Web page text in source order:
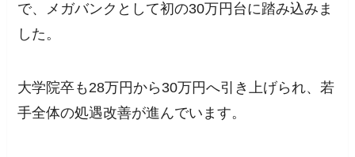
で、メガバンクとして初の30万円台に踏み込みま
した。
大学院卒も28万円から30万円へ引き上げられ、若
手全体の処遇改善が進んでいます。